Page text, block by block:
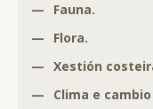
—
Fauna.
—
Flora.
— Xestión
—
Clima e